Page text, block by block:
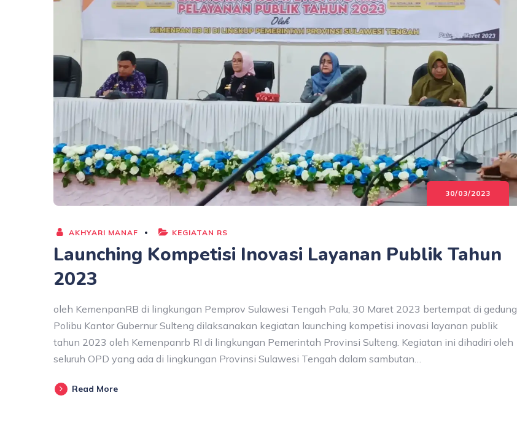
30/03/2023
AKHYARI MANAF KEGIATAN RS
Launching Kompetisi Inovasi Layanan Publik Tahun
2023
oleh KemenpanRB di lingkungan Pemprov Sulawesi Tengah Palu, 30 Maret 2023 bertempat di gedung
Polibu Kantor Gubernur Sulteng dilaksanakan kegiatan launching kompetisi inovasi layanan publik
tahun 2023 oleh Kemenpanrb RI di lingkungan Pemerintah Provinsi Sulteng. Kegiatan ini dihadiri oleh
seluruh OPD yang ada di lingkungan Provinsi Sulawesi Tengah dalam sambutan…
Read More